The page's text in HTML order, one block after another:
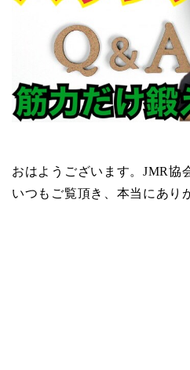
おはようございます。JMR協
いつもご覧頂き、本当にあり